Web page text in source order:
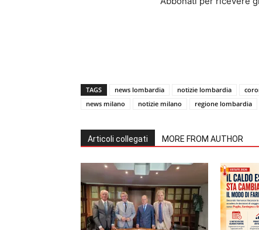
TAGS news lombardia notizie lombardia
news milano
notizie milano regione lombardia
Articoli collegati MORE FROM AUTHOR